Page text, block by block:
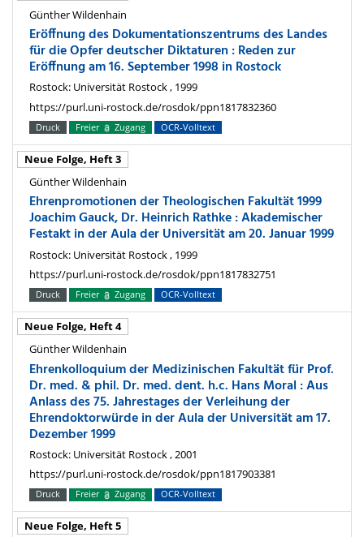
Günther Wildenhain
Eröffnung des Dokumentationszentrums des Landes
für die Opfer deutscher Diktaturen : Reden zur
Eröffnung am 16. September 1998 in Rostock
Rostock: Universität Rostock , 1999
https://purl.uni-rostock.de/rosdok/ppn1817832360
Druck Freier Zugang OCR-Volltext
Neue Folge, Heft 3
Günther Wildenhain
Ehrenpromotionen der Theologischen Fakultät 1999
Joachim Gauck, Dr. Heinrich Rathke : Akademischer
Festakt in der Aula der Universität am 20. Januar 1999
Rostock: Universität Rostock , 1999
https://purl.uni-rostock.de/rosdok/ppn1817832751
Druck Freier Zugang OCR-Volltext
Neue Folge, Heft 4
Günther Wildenhain
Ehrenkolloquium der Medizinischen Fakultät für Prof.
Dr. med. & phil. Dr. med. dent. h.c. Hans Moral : Aus
Anlass des 75. Jahrestages der Verleihung der
Ehrendoktorwürde in der Aula der Universität am 17.
Dezember 1999
Rostock: Universität Rostock , 2001
https://purl.uni-rostock.de/rosdok/ppn1817903381
Druck Freier Zugang OCR-Volltext
Neue Folge, Heft 5